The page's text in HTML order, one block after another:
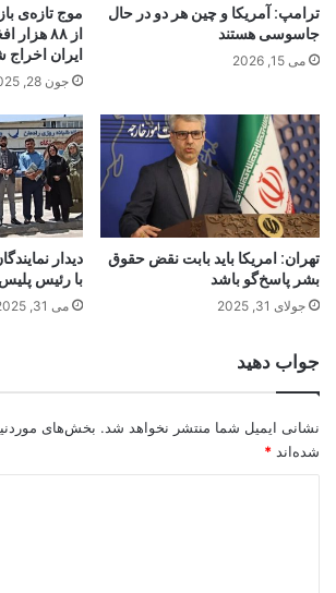
ترامپ: آمریکا و چین هر دو در حال
جاسوسی هستند
می 15, 2026
موج تازه‌ی
از ۸۸
ایران اخراج
جون 28, 2025
تهران: امریکا باید بابت نقض حقوق
بشر پاسخ‌گو باشد
جولای 31, 2025
دیدار
با رئیس
می 31, 2025
جواب دهید
نشانی ایمیل شما منتشر نخواهد شد. بخش‌های
شده‌اند *